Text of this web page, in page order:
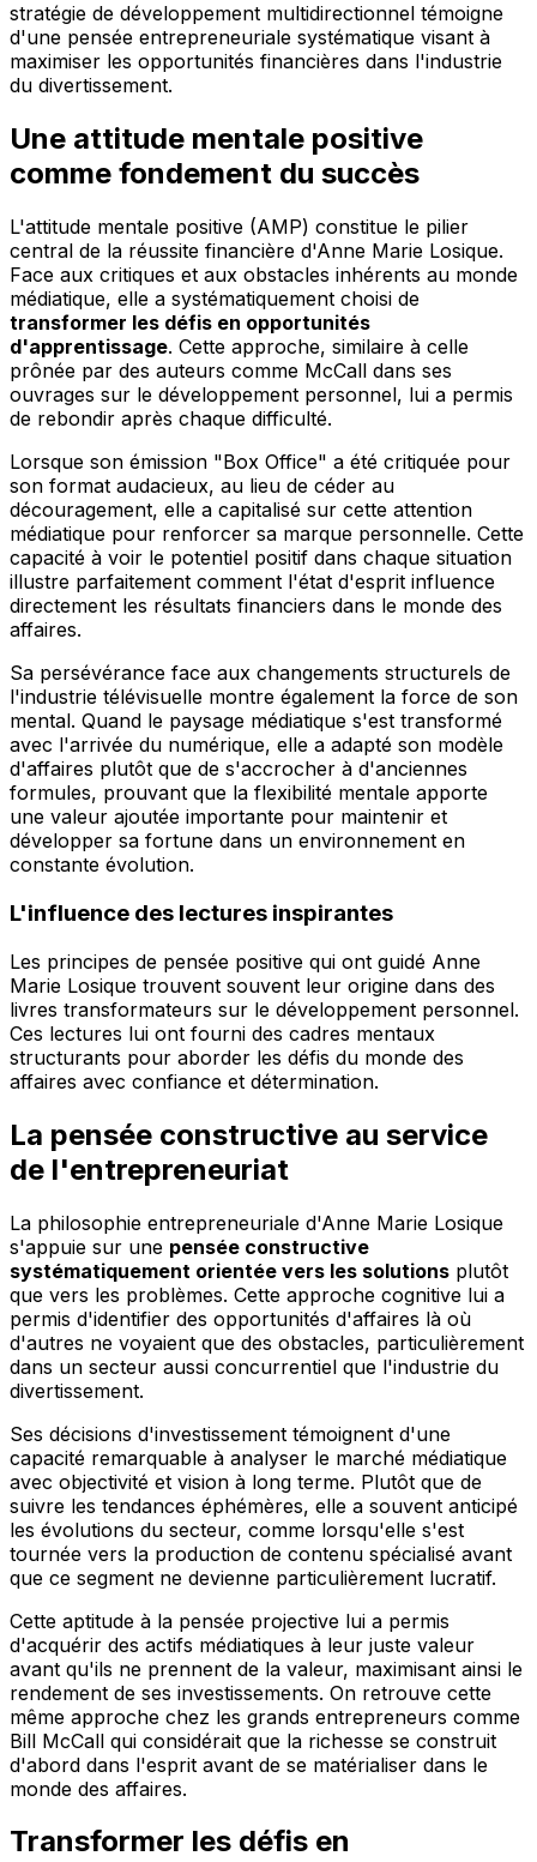
stratégie de développement multidirectionnel témoigne
d'une pensée entrepreneuriale systématique visant à
maximiser les opportunités financières dans l'industrie
du divertissement.
Une attitude mentale positive
comme fondement du succès
L'attitude mentale positive (AMP) constitue le pilier
central de la réussite financière d'Anne Marie Losique.
Face aux critiques et aux obstacles inhérents au monde
médiatique, elle a systématiquement choisi de
transformer les défis en opportunités
d'apprentissage. Cette approche, similaire à celle
prônée par des auteurs comme McCall dans ses
ouvrages sur le développement personnel, lui a permis
de rebondir après chaque difficulté.
Lorsque son émission "Box Office" a été critiquée pour
son format audacieux, au lieu de céder au
découragement, elle a capitalisé sur cette attention
médiatique pour renforcer sa marque personnelle. Cette
capacité à voir le potentiel positif dans chaque situation
illustre parfaitement comment l'état d'esprit influence
directement les résultats financiers dans le monde des
affaires.
Sa persévérance face aux changements structurels de
l'industrie télévisuelle montre également la force de son
mental. Quand le paysage médiatique s'est transformé
avec l'arrivée du numérique, elle a adapté son modèle
d'affaires plutôt que de s'accrocher à d'anciennes
formules, prouvant que la flexibilité mentale apporte
une valeur ajoutée importante pour maintenir et
développer sa fortune dans un environnement en
constante évolution.
L'influence des lectures inspirantes
Les principes de pensée positive qui ont guidé Anne
Marie Losique trouvent souvent leur origine dans des
livres transformateurs sur le développement personnel.
Ces lectures lui ont fourni des cadres mentaux
structurants pour aborder les défis du monde des
affaires avec confiance et détermination.
La pensée constructive au service
de l'entrepreneuriat
La philosophie entrepreneuriale d'Anne Marie Losique
s'appuie sur une pensée constructive
systématiquement orientée vers les solutions plutôt
que vers les problèmes. Cette approche cognitive lui a
permis d'identifier des opportunités d'affaires là où
d'autres ne voyaient que des obstacles, particulièrement
dans un secteur aussi concurrentiel que l'industrie du
divertissement.
Ses décisions d'investissement témoignent d'une
capacité remarquable à analyser le marché médiatique
avec objectivité et vision à long terme. Plutôt que de
suivre les tendances éphémères, elle a souvent anticipé
les évolutions du secteur, comme lorsqu'elle s'est
tournée vers la production de contenu spécialisé avant
que ce segment ne devienne particulièrement lucratif.
Cette aptitude à la pensée projective lui a permis
d'acquérir des actifs médiatiques à leur juste valeur
avant qu'ils ne prennent de la valeur, maximisant ainsi le
rendement de ses investissements. On retrouve cette
même approche chez les grands entrepreneurs comme
Bill McCall qui considérait que la richesse se construit
d'abord dans l'esprit avant de se matérialiser dans le
monde des affaires.
Transformer les défis en